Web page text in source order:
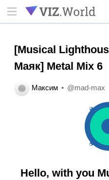
[Musical
Маяк] Metal Mix 6
Максим @mad-max
Hello, with you